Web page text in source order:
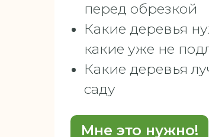
Мне это нужно!
перед обрезкой
Какие деревья
какие уже не
Какие деревья
саду